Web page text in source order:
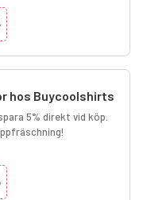
hos Buycoolshirts
5% direkt vid köp.